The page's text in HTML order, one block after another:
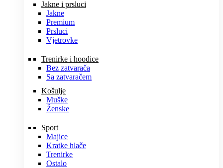
Jakne i prsluci
Jakne
Premium
Prsluci
Vjetrovke
Trenirke i hoodice
Bez zatvarača
Sa zatvaračem
Košulje
Muške
Ženske
Sport
Majice
Kratke hlače
Trenirke
Ostalo